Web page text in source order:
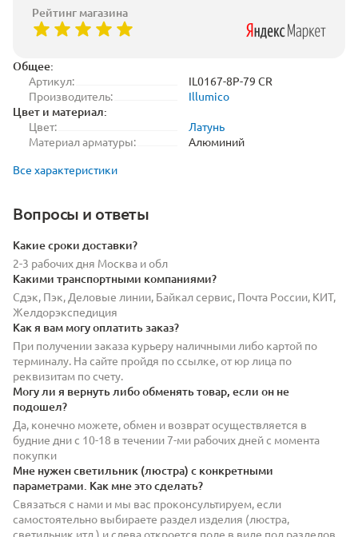
Общее:
Артикул:
IL0167-8P-79 CR
Производитель:
Illumico
Цвет и материал:
Цвет:
Латунь
Материал арматуры:
Алюминий
Все характеристики
Вопросы и ответы
Какие сроки доставки?
2-3 рабочих дня Москва и обл
Какими транспортными компаниями?
Сдэк, Пэк, Деловые линии, Байкал сервис, Почта России, КИТ,
Желдорэкспедиция
Как я вам могу оплатить заказ?
При получении заказа курьеру наличными либо картой по
терминалу. На сайте пройдя по ссылке, от юр лица по
реквизитам по счету.
Могу ли я вернуть либо обменять товар, если он не
подошел?
Да, конечно можете, обмен и возврат осуществляется в
будние дни с 10-18 в течении 7-ми рабочих дней с момента
покупки
Мне нужен светильник (люстра) с конкретными
параметрами. Как мне это сделать?
Связаться с нами и мы вас проконсультируем, если
самостоятельно выбираете раздел изделия (люстра,
светильник итд.) и слева откроется поле в виде под разделов
Рейтинг магазина